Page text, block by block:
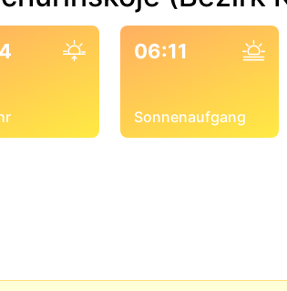
06:11
Sonnenaufgang